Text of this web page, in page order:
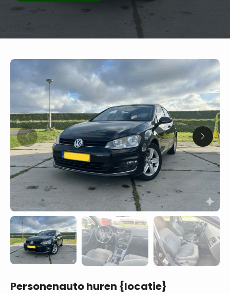
Personenauto huren {locatie}